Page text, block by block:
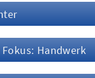
Handwerk